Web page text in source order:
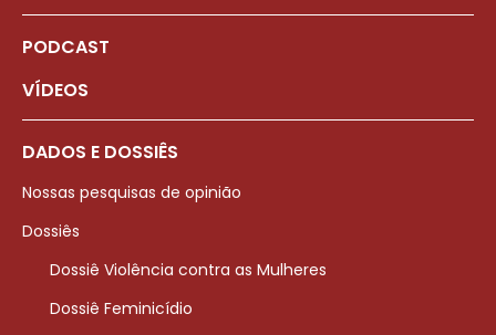
PODCAST
VÍDEOS
DADOS E DOSSIÊS
Nossas pesquisas de opinião
Dossiês
Dossiê Violência contra as Mulheres
Dossiê Feminicídio